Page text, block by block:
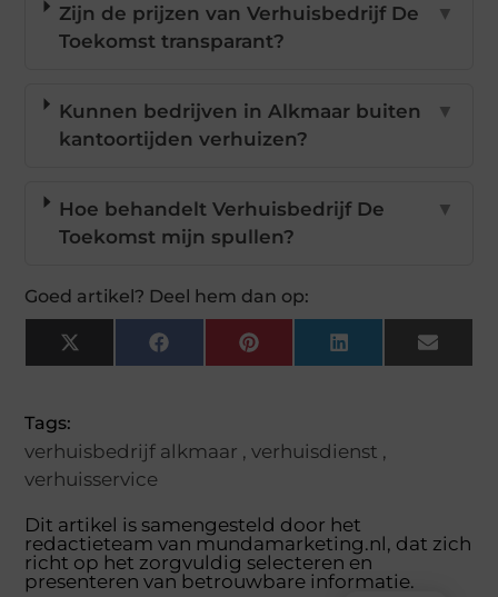
Zijn de prijzen van Verhuisbedrijf De
Toekomst transparant?
▼
Kunnen bedrijven in Alkmaar buiten
kantoortijden verhuizen?
▼
Hoe behandelt Verhuisbedrijf De
Toekomst mijn spullen?
▼
Goed artikel? Deel hem dan op:
X
(Twitter)
FacebookPinterestLinkedInEmail
Tags:
verhuisbedrijf alkmaar ,verhuisdienst ,
verhuisservice
Dit artikel is samengesteld door het
redactieteam van mundamarketing.nl, dat zich
richt op het zorgvuldig selecteren en
presenteren van betrouwbare informatie.